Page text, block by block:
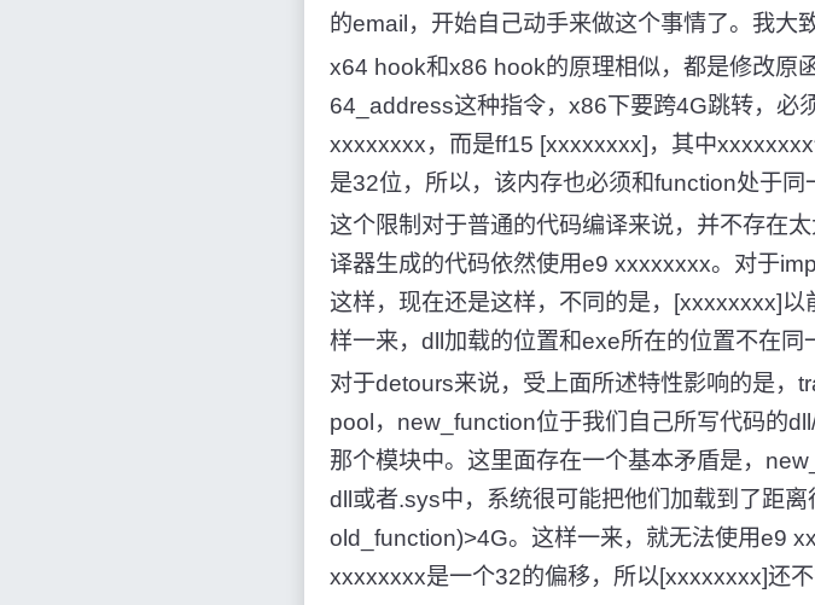
的email，开始自己动手来做这个事情了。我大
x64 hook和x86 hook的原理相似，都是修改原
64_address这种指令，x86下要跨4G跳转，必
xxxxxxxx，而是ff15 [xxxxxxxx]，其中
是32位，所以，该内存也必须和function处于同
这个限制对于普通的代码编译来说，并不存在
译器生成的代码依然使用e9 xxxxxxxx。对于
这样，现在还是这样，不同的是，[xxxxxxxx]
样一来，dll加载的位置和exe所在的位置不在同
对于detours来说，受上面所述特性影响的是
pool，new_function位于我们自己所写代码的
那个模块中。这里面存在一个基本矛盾是，
dll或者.sys中，系统很可能把他们加载到了距
old_function)>4G。这样一来，就无法使用e9
xxxxxxxx是一个32的偏移，所以[xxxxxxxx]还不